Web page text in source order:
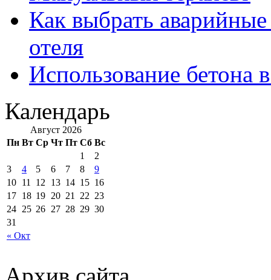
Как выбрать
отеля
Использование бетона
Календарь
Август 2026
Пн Вт Ср Чт Пт Сб Вс
« Окт
1
2
3
4 5 6 7 8
9
10 11 12 13 14 15 16
17 18 19 20 21 22 23
24 25 26 27 28 29 30
31